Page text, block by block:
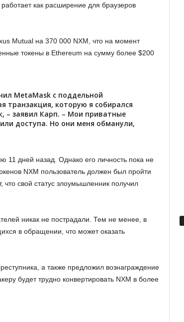
как расширение для браузеров
Mutual на 370 000 NXM, что на момент
токены в Ethereum на сумму более $200
MetaMask с поддельной
транзакция, которую я собирался
– заявил Карп. – Мои приватные
доступа. Но они меня обманули,
дней назад. Однако его личность пока не
NXM пользователь должен был пройти
свой статус злоумышленник получил
никак не пострадали. Тем не менее, в
в обращении, что может оказать
а также предложил вознаграждение
будет трудно конвертировать NXM в более